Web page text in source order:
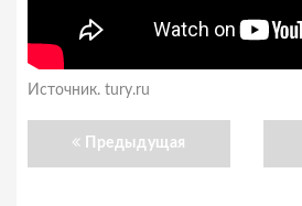
Источник. tury.ru
Предыдущая